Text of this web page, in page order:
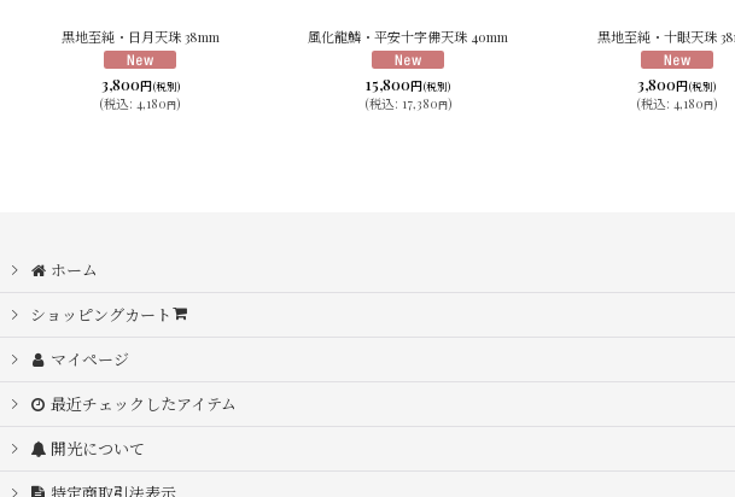
黒地至純・日月天珠 38mm
3,800円(税別)
(税込: 4,180円)
風化龍鱗・平安十字佛天珠 40mm
15,800円(税別)
(税込: 17,380円)
黒地至純・十眼天珠
3,800円(税別)
(税込: 4,180円)
ホーム
ショッピングカート
マイページ
最近チェックしたアイテム
開光について